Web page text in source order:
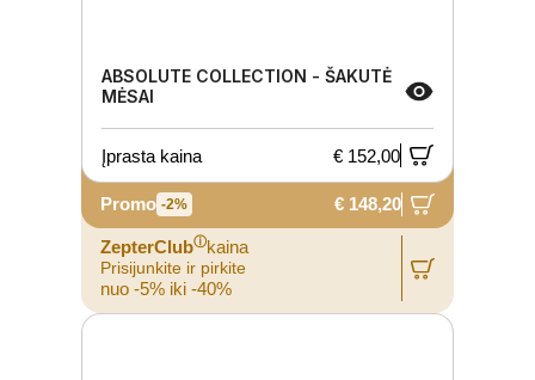
ABSOLUTE COLLECTION - ŠAKUTĖ
MĖSAI
Įprasta kaina € 152,00
Promo -2% € 148,20
ZepterClubⓘkaina
Prisijunkite ir pirkite
nuo -5% iki -40%